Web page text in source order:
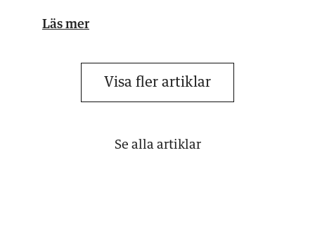
Läs mer
Visa fler artiklar
Se alla artiklar